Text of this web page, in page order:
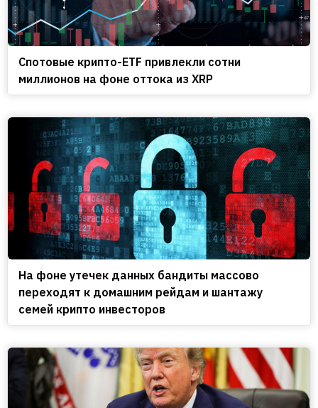
Спотовые крипто-ETF привлекли сотни
миллионов на фоне оттока из XRP
На фоне утечек данных бандиты массово
переходят к домашним рейдам и шантажу
семей крипто инвесторов